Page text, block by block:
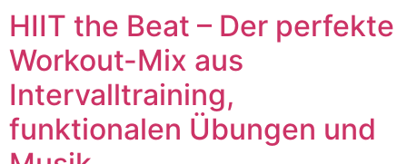
HIIT the Beat – Der perfekte
Workout-Mix aus
Intervalltraining,
funktionalen Übungen und